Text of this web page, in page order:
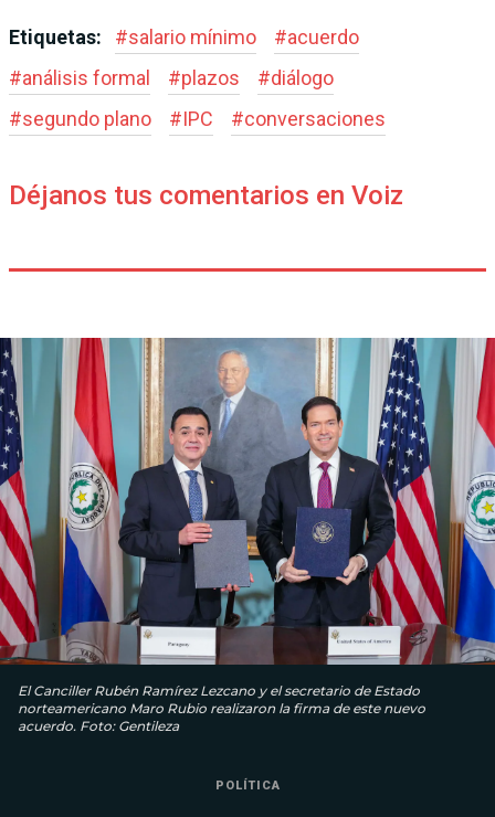
Etiquetas: #salario mínimo #acuerdo
#análisis formal #plazos #diálogo
#segundo plano #IPC #conversaciones
Déjanos tus comentarios en Voiz
El Canciller Rubén Ramírez Lezcano y el secretario de Estado
norteamericano Maro Rubio realizaron la firma de este nuevo
acuerdo. Foto: Gentileza
POLÍTICA